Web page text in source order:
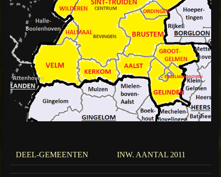
DEEL-GEMEENTEN INW. AANTAL 2011